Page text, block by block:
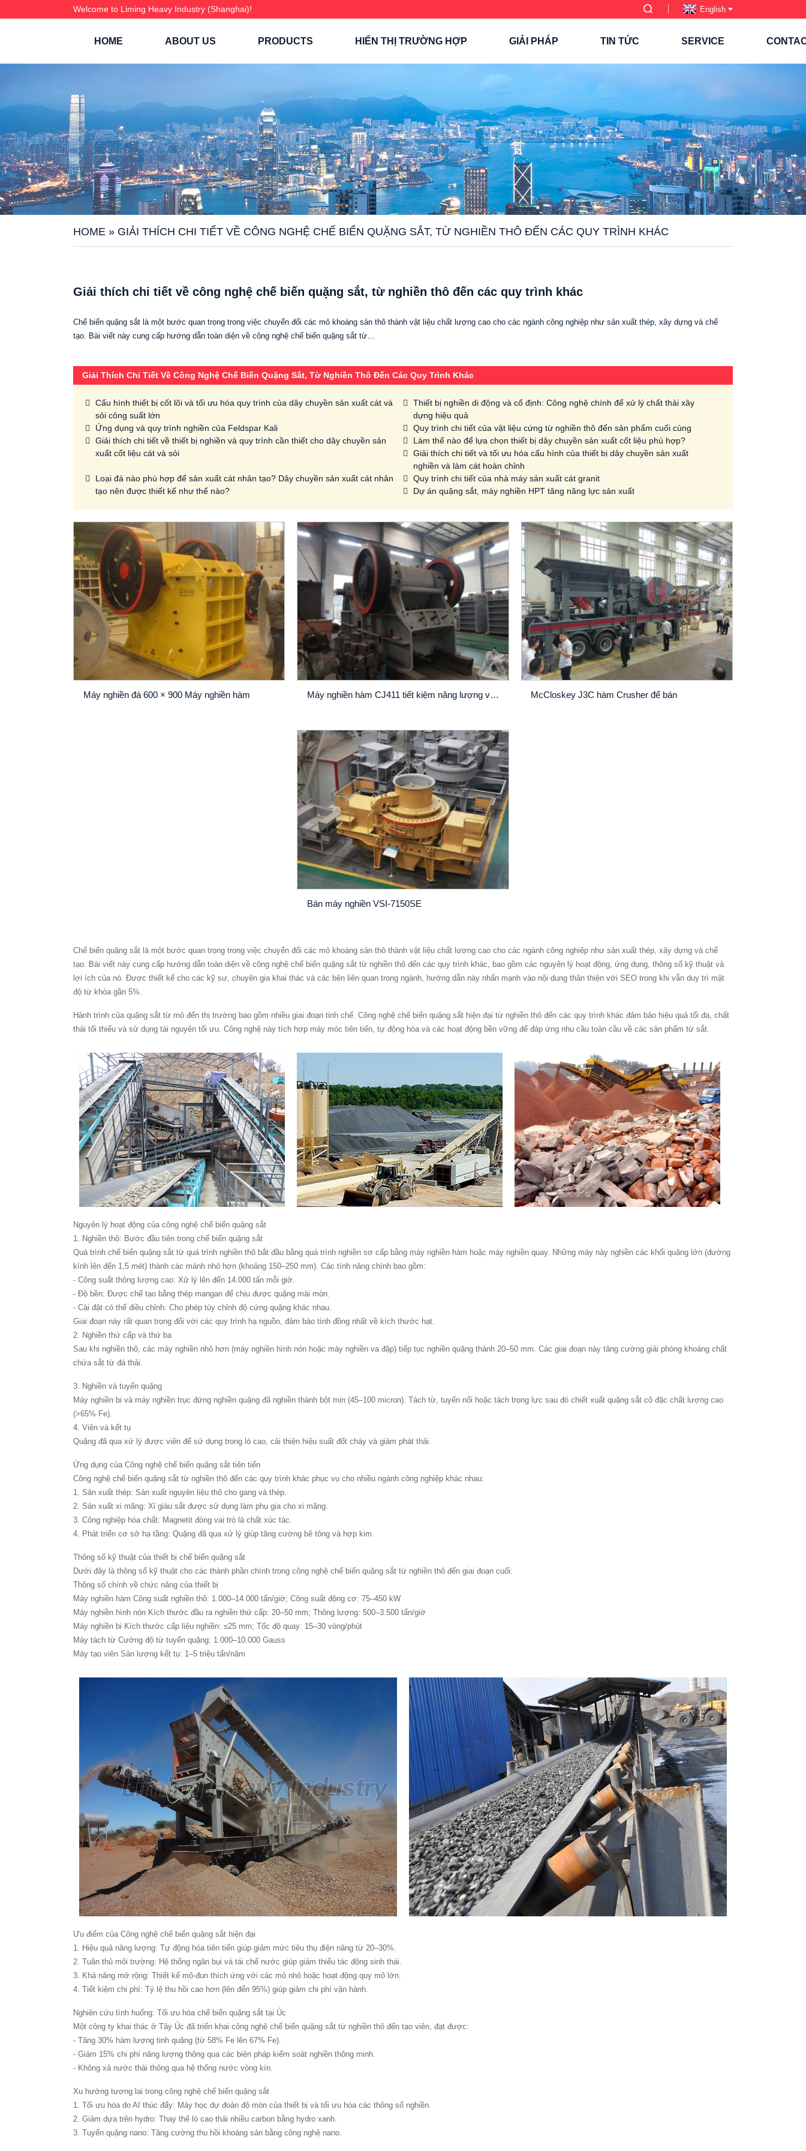
Welcome to Liming Heavy Industry (Shanghai)! English
HOME ABOUT US PRODUCTS HIỂN THỊ TRƯỜNG HỢP GIẢI PHÁP TIN TỨC SERVICE
HOME » GIẢI THÍCH CHI TIẾT VỀ CÔNG NGHỆ CHẾ BIẾN QUẶNG SẮT, TỪ NGHIỀN THÔ ĐẾN CÁC QUY TRÌNH KHÁC
Giải thích chi tiết về công nghệ chế biến quặng sắt, từ nghiền thô đến các quy trình khác
Chế biến quặng sắt là một bước quan trọng trong việc chuyển đổi các mỏ khoáng sản thô thành vật liệu chất lượng cao cho các ngành công nghiệp như sản xuất thép, xây dựng và chế
tạo. Bài viết này cung cấp hướng dẫn toàn diện về công nghệ chế biến quặng sắt từ…
Giải Thích Chi Tiết Về Công Nghệ Chế Biến Quặng Sắt, Từ Nghiền Thô Đến Các Quy Trình Khác
Cấu hình thiết bị cốt lõi và tối ưu hóa quy trình của dây chuyền sản xuất cát và
sỏi công suất lớn
Thiết bị nghiền di động và cố định: Công nghệ chính để xử lý chất thải xây
dựng hiệu quả
Ứng dụng và quy trình nghiền của Feldspar Kali
Quy trình chi tiết của vật liệu cứng từ nghiền thô đến sản phẩm cuối cùng
Giải thích chi tiết về thiết bị nghiền và quy trình cần thiết cho dây chuyền sản
xuất cốt liệu cát và sỏi
Làm thế nào để lựa chọn thiết bị dây chuyền sản xuất cốt liệu phù hợp?
Giải thích chi tiết và tối ưu hóa cấu hình của thiết bị dây chuyền sản xuất
nghiền và làm cát hoàn chỉnh
Loại đá nào phù hợp để sản xuất cát nhân tạo? Dây chuyền sản xuất cát nhân
tạo nên được thiết kế như thế nào?
Quy trình chi tiết của nhà máy sản xuất cát granit
Dự án quặng sắt, máy nghiền HPT tăng năng lực sản xuất
Máy nghiền đá 600 × 900 Máy nghiền hàm Máy nghiền hàm CJ411 tiết kiệm năng lượng và bảo vệ môi trường McCloskey J3C hàm Crusher để bán
Bán máy nghiền VSI-7150SE
Chế biến quặng sắt là một bước quan trọng trong việc chuyển đổi các mỏ khoáng sản thô thành vật liệu chất lượng cao cho các ngành công nghiệp như sản xuất thép, xây dựng và chế
tạo. Bài viết này cung cấp hướng dẫn toàn diện về công nghệ chế biến quặng sắt từ nghiền thô đến các quy trình khác, bao gồm các nguyên lý hoạt động, ứng dụng, thông số kỹ thuật và
lợi ích của nó. Được thiết kế cho các kỹ sư, chuyên gia khai thác và các bên liên quan trong ngành, hướng dẫn này nhấn mạnh vào nội dung thân thiện với SEO trong khi vẫn duy trì mật
độ từ khóa gần 5%.
Hành trình của quặng sắt từ mỏ đến thị trường bao gồm nhiều giai đoạn tinh chế. Công nghệ chế biến quặng sắt hiện đại từ nghiền thô đến các quy trình khác đảm bảo hiệu quả tối đa, chất
thải tối thiểu và sử dụng tài nguyên tối ưu. Công nghệ này tích hợp máy móc tiên tiến, tự động hóa và các hoạt động bền vững để đáp ứng nhu cầu toàn cầu về các sản phẩm từ sắt.
Nguyên lý hoạt động của công nghệ chế biến quặng sắt
1. Nghiền thô: Bước đầu tiên trong chế biến quặng sắt
Quá trình chế biến quặng sắt từ quá trình nghiền thô bắt đầu bằng quá trình nghiền sơ cấp bằng máy nghiền hàm hoặc máy nghiền quay. Những máy này nghiền các khối quặng lớn (đường
kính lên đến 1,5 mét) thành các mảnh nhỏ hơn (khoảng 150–250 mm). Các tính năng chính bao gồm:
- Công suất thông lượng cao: Xử lý lên đến 14.000 tấn mỗi giờ.
- Độ bền: Được chế tạo bằng thép mangan để chịu được quặng mài mòn.
- Cài đặt có thể điều chỉnh: Cho phép tùy chỉnh độ cứng quặng khác nhau.
Giai đoạn này rất quan trọng đối với các quy trình hạ nguồn, đảm bảo tính đồng nhất về kích thước hạt.
2. Nghiền thứ cấp và thứ ba
Sau khi nghiền thô, các máy nghiền nhỏ hơn (máy nghiền hình nón hoặc máy nghiền va đập) tiếp tục nghiền quặng thành 20–50 mm. Các giai đoạn này tăng cường giải phóng khoáng chất
chứa sắt từ đá thải.
3. Nghiền và tuyển quặng
Máy nghiền bi và máy nghiền trục đứng nghiền quặng đã nghiền thành bột mịn (45–100 micron). Tách từ, tuyển nổi hoặc tách trọng lực sau đó chiết xuất quặng sắt cô đặc chất lượng cao
(>65% Fe).
4. Viên và kết tụ
Quặng đã qua xử lý được viên để sử dụng trong lò cao, cải thiện hiệu suất đốt cháy và giảm phát thải.
Ứng dụng của Công nghệ chế biến quặng sắt tiên tiến
Công nghệ chế biến quặng sắt từ nghiền thô đến các quy trình khác phục vụ cho nhiều ngành công nghiệp khác nhau:
1. Sản xuất thép: Sản xuất nguyên liệu thô cho gang và thép.
2. Sản xuất xi măng: Xỉ giàu sắt được sử dụng làm phụ gia cho xi măng.
3. Công nghiệp hóa chất: Magnetit đóng vai trò là chất xúc tác.
4. Phát triển cơ sở hạ tầng: Quặng đã qua xử lý giúp tăng cường bê tông và hợp kim.
Thông số kỹ thuật của thiết bị chế biến quặng sắt
Dưới đây là thông số kỹ thuật cho các thành phần chính trong công nghệ chế biến quặng sắt từ nghiền thô đến giai đoạn cuối:
Thông số chính về chức năng của thiết bị
Máy nghiền hàm Công suất nghiền thô: 1.000–14.000 tấn/giờ; Công suất động cơ: 75–450 kW
Máy nghiền hình nón Kích thước đầu ra nghiền thứ cấp: 20–50 mm; Thông lượng: 500–3.500 tấn/giờ
Máy nghiền bi Kích thước cấp liệu nghiền: ≤25 mm; Tốc độ quay: 15–30 vòng/phút
Máy tách từ Cường độ từ tuyển quặng: 1.000–10.000 Gauss
Máy tạo viên Sản lượng kết tụ: 1–5 triệu tấn/năm
Ưu điểm của Công nghệ chế biến quặng sắt hiện đại
1. Hiệu quả năng lượng: Tự động hóa tiên tiến giúp giảm mức tiêu thụ điện năng từ 20–30%.
2. Tuân thủ môi trường: Hệ thống ngăn bụi và tái chế nước giúp giảm thiểu tác động sinh thái.
3. Khả năng mở rộng: Thiết kế mô-đun thích ứng với các mỏ nhỏ hoặc hoạt động quy mô lớn.
4. Tiết kiệm chi phí: Tỷ lệ thu hồi cao hơn (lên đến 95%) giúp giảm chi phí vận hành.
Nghiên cứu tình huống: Tối ưu hóa chế biến quặng sắt tại Úc
Một công ty khai thác ở Tây Úc đã triển khai công nghệ chế biến quặng sắt từ nghiền thô đến tạo viên, đạt được:
- Tăng 30% hàm lượng tinh quặng (từ 58% Fe lên 67% Fe).
- Giảm 15% chi phí năng lượng thông qua các biện pháp kiểm soát nghiền thông minh.
- Không xả nước thải thông qua hệ thống nước vòng kín.
Xu hướng tương lai trong công nghệ chế biến quặng sắt
1. Tối ưu hóa do AI thúc đẩy: Máy học dự đoán độ mòn của thiết bị và tối ưu hóa các thông số nghiền.
2. Giảm dựa trên hydro: Thay thế lò cao thải nhiều carbon bằng hydro xanh.
3. Tuyển quặng nano: Tăng cường thu hồi khoáng sản bằng công nghệ nano.